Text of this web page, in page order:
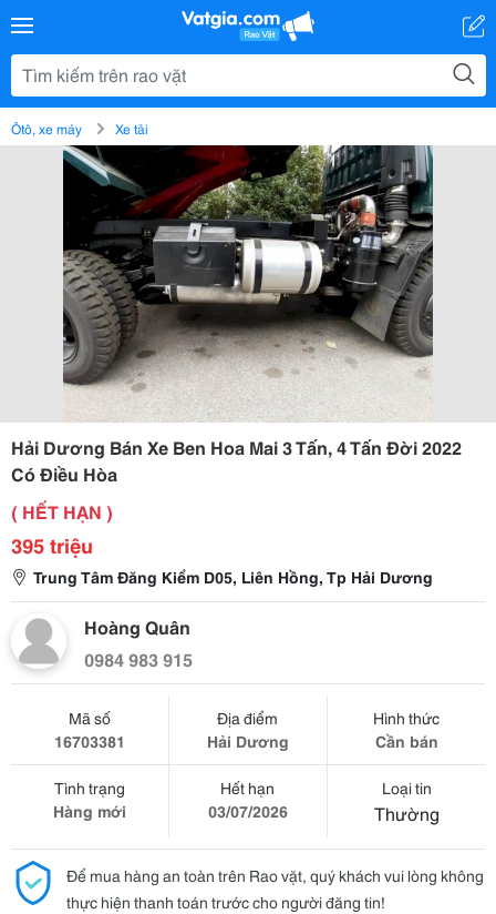
Ôtô, xe máy Xe tải
Hải Dương Bán Xe Ben Hoa Mai 3 Tấn, 4 Tấn Đời 2022
Có Điều Hòa
( HẾT HẠN )
395 triệu
Trung Tâm Đăng Kiểm D05, Liên Hồng, Tp Hải Dương
Hoàng Quân
0984 983 915
Mã số
16703381
Địa điểm
Hải Dương
Hình thức
Cần bán
Tình trạng
Hàng mới
Hết hạn
03/07/2026
Loại tin
Thường
Để mua hàng an toàn trên Rao vặt, quý khách vui lòng không
thực hiện thanh toán trước cho người đăng tin!